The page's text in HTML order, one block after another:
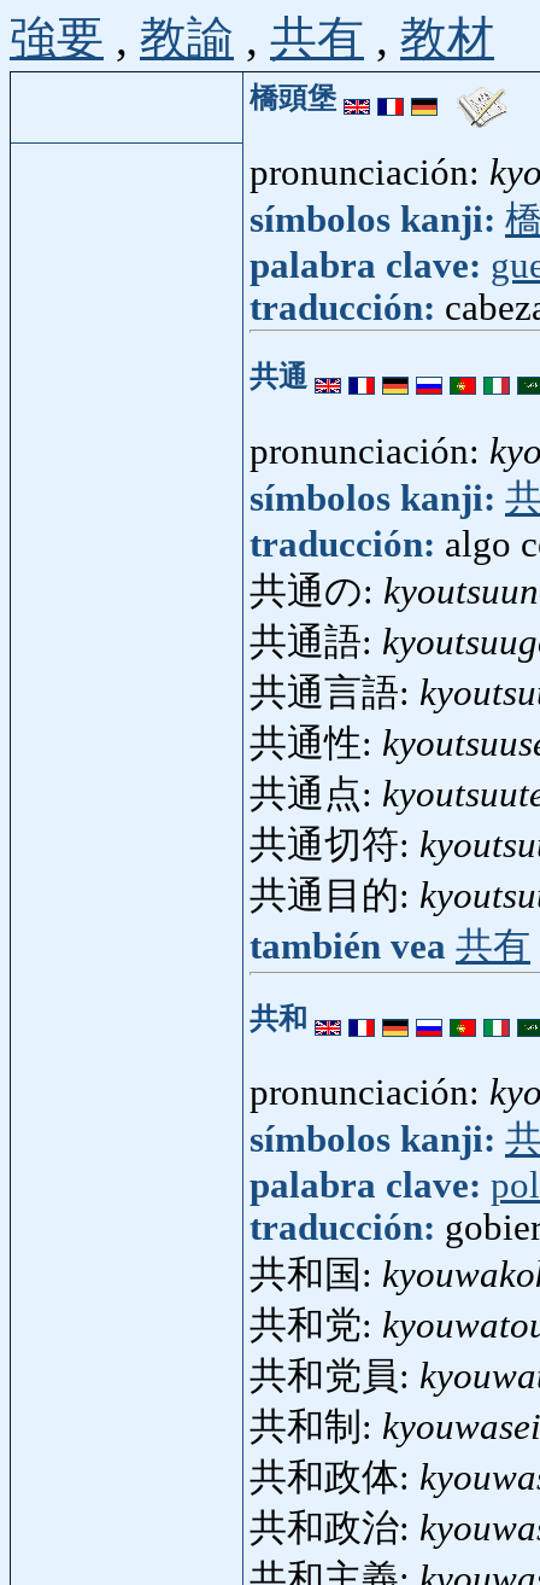
強要 , 教諭 , 共有 , 教材
橋頭堡
pronunciación:
símbolos kanji:
palabra clave:
traducción:
共通
pronunciación:
símbolos kanji:
traducción: algo
共通の:
共通語:
共通言語:
共通性:
共通点:
共通切符:
共通目的:
también vea 共有
共和
pronunciación:
símbolos kanji:
palabra clave:
traducción:
共和国:
共和党:
共和党員:
共和制: kyouwasei
共和政体:
共和政治: